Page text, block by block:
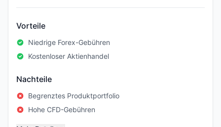
Vorteile
Niedrige Forex-Gebühren
Kostenloser Aktienhandel
Nachteile
Begrenztes Produktportfolio
Hohe CFD-Gebühren